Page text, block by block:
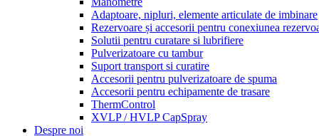
Adaptoare, nipluri, elemente articulate de imbinare
Rezervoare și accesorii pentru conexiunea
Solutii pentru curatare si lubrifiere
Pulverizatoare cu tambur
Suport transport si curatire
Accesorii pentru pulverizatoare de spuma
Accesorii pentru echipamente de trasare
ThermControl
XVLP / HVLP CapSpray
Despre noi